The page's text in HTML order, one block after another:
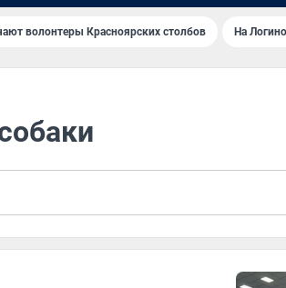
волонтеры Красноярских столбов На